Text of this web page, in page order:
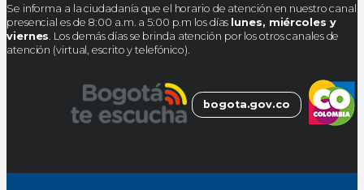
Se informa a la ciudadanía que el horario de atención en nuestro canal
presencial es de 8:00 a.m. a 5:00 p.m los días lunes, miércoles y
viernes. Los demás días se brinda atención por los otros canales de
atención (virtual, escrito y telefónico).
bogota.gov.co